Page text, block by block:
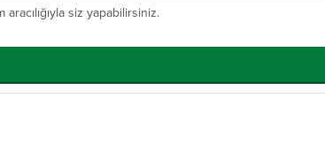
siz yapabilirsiniz.